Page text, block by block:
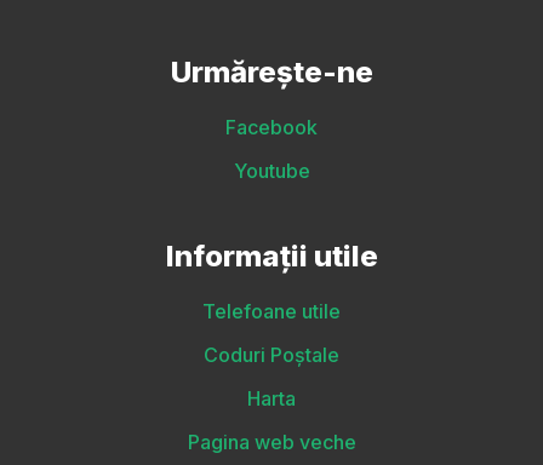
Urmărește-ne
Facebook
Youtube
Informații utile
Telefoane utile
Coduri Poștale
Harta
Pagina web veche